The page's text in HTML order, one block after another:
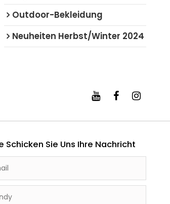
Outdoor-Bekleidung
Neuheiten Herbst/Winter 2024
Schicken Sie Uns Ihre Nachricht